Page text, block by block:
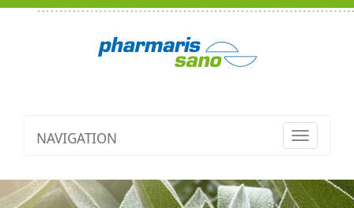
NAVIGATION
Toggle